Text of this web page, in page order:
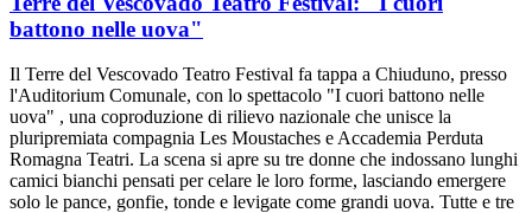
battono nelle uova"
Il Terre del Vescovado Teatro Festival fa tappa a Chiuduno, presso
l'Auditorium Comunale, con lo spettacolo "I cuori battono nelle
uova" , una coproduzione di rilievo nazionale che unisce la
pluripremiata compagnia Les Moustaches e Accademia Perduta
Romagna Teatri. La scena si apre su tre donne che indossano lunghi
camici bianchi pensati per celare le loro forme, lasciando emergere
solo le pance, gonfie, tonde e levigate come grandi uova. Tutte e tre